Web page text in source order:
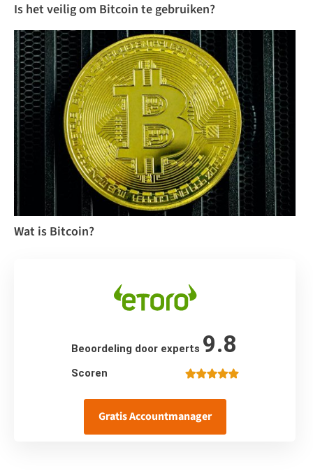
Is het veilig om Bitcoin te gebruiken?
Wat is Bitcoin?
Beoordeling door experts 9.8
Scoren
Gratis Accountmanager